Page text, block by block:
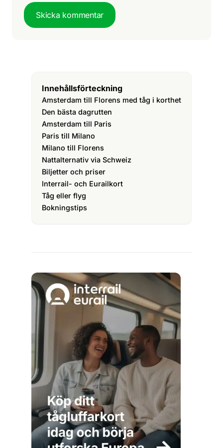
Skicka kommentar
Innehållsförteckning
Amsterdam till Florens med tåg i korthet
Den bästa dagrutten
Amsterdam till Paris
Paris till Milano
Milano till Florens
Nattalternativ via Schweiz
Biljetter och priser
Interrail- och Eurailkort
Tåg eller flyg
Bokningstips